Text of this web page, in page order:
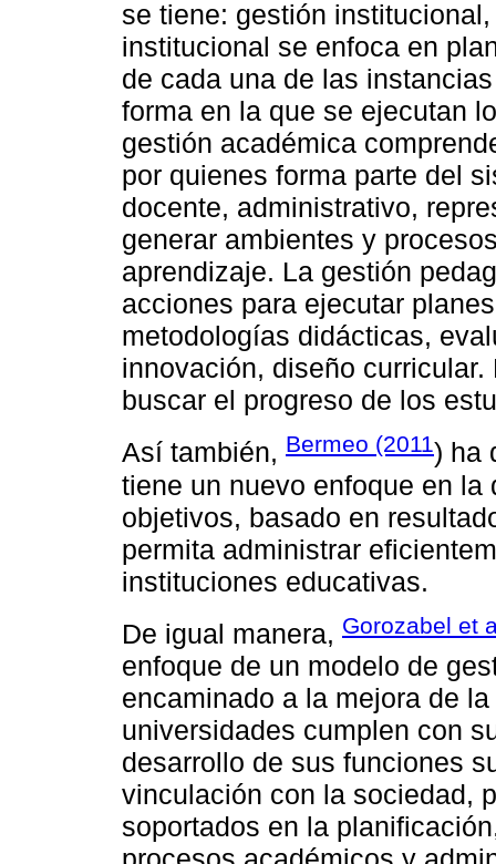
se tiene: gestión
institucional se enfoca en
de cada una de las
forma en la que se ejecutan
gestión académica
por quienes forma parte del
docente, administrativo,
generar ambientes y
aprendizaje. La gestión
acciones para ejecutar
metodologías didácticas,
innovación, diseño
buscar el progreso de los
Así también, Bermeo (2011) ha
tiene un nuevo enfoque en
objetivos, basado en
permita administrar
instituciones educativas.
De igual manera, Gorozabel et
enfoque de un modelo de
encaminado a la mejora de
universidades cumplen con
desarrollo de sus funciones
vinculación con la sociedad,
soportados en la